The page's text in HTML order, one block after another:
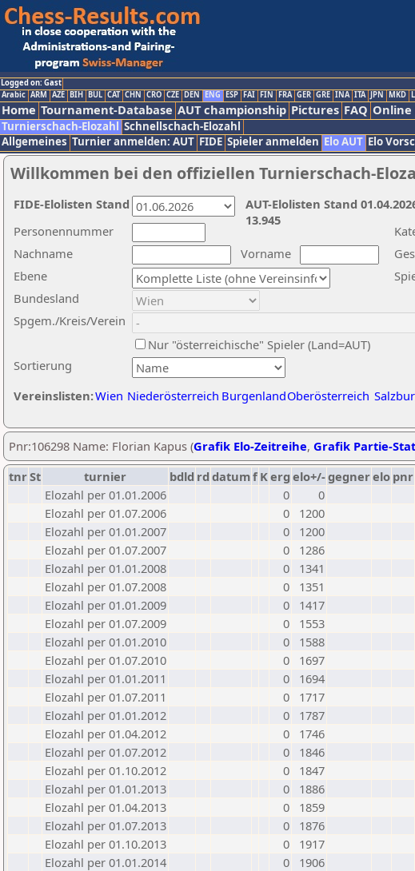
Logged on: Gast
Arabic ARM AZE BIH BUL CAT CHN CRO CZE DEN ENG ESP FAI FIN FRA GER GRE INA ITA JPN MKD
Home Tournament-Database AUT championship Pictures FAQ
Turnierschach-Elozahl Schnellschach-Elozahl
Allgemeines Turnier anmelden: AUT FIDE Spieler anmelden Elo AUT Elo
Willkommen bei den offiziellen Turnierschach-
Nachname
Vorname
Ebene
Sortierung
Personennummer
Bundesland
Spgem./Kreis/Verein
Nur "österreichische" Spieler (Land=AUT)
Vereinslisten:Wien Niederösterreich BurgenlandOberösterreich
AUT-Elolisten Stand
13.945
FIDE-Elolisten Stand
Pnr:106298 Name: Florian Kapus (Grafik Elo-Zeitreihe, Grafik Partie-
tnrSt turnier bdld rd datumf Kerg elo+/-gegnerelo pnr
Elozahl per 01.01.2006
0
0
Elozahl per 01.07.2006
0
1200
Elozahl per 01.01.2007
0
1200
Elozahl per 01.07.2007
0
1286
Elozahl per 01.01.2008
0
1341
Elozahl per 01.07.2008
0
1351
Elozahl per 01.01.2009
0
1417
Elozahl per 01.07.2009
0
1553
Elozahl per 01.01.2010
0
1588
Elozahl per 01.07.2010
0
1697
Elozahl per 01.01.2011
0
1694
Elozahl per 01.07.2011
0
1717
Elozahl per 01.01.2012
0
1787
Elozahl per 01.04.2012
0
1746
Elozahl per 01.07.2012
0
1846
Elozahl per 01.10.2012
0
1847
Elozahl per 01.01.2013
0
1886
Elozahl per 01.04.2013
0
1859
Elozahl per 01.07.2013
0
1876
Elozahl per 01.10.2013
0
1917
Elozahl per 01.01.2014
0
1906